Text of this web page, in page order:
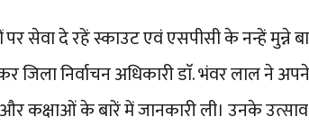
पर सेवा दे रहें स्काउट एवं एसपीसी के नन्हें मुन्ने
जिला निर्वाचन अधिकारी डाॅ. भंवर लाल ने
कक्षाओं के बारें में जानकारी ली। उनके